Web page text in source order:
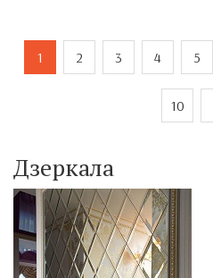
1 2 3 4 5
10
Дзеркала